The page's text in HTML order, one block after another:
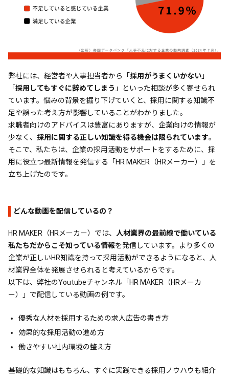
弊社には、経営者や人事担当者から「 採用がうまくいかない 」
「 採用してもすぐに辞めてしまう 」といった相談が多く寄せられ
ています。悩みの背景を掘り下げていくと、採用に関する知識不
足や誤った考え方が影響していることがわかりました。
求職者向けのアドバイスは豊富にありますが、企業向けの情報が
少なく、 採用に関する正しい知識を得る機会は限られています。
そこで、私たちは、企業の採用活動をサポートをするために、採
用に役立つ最新情報を発信する「HR MAKER（HRメーカー）」を
立ち上げたのです。
どんな動画を配信しているの？
HR MAKER（HRメーカー）では、 人材業界の最前線で働いている
私たちだからこそ知っている情報を発信しています。より多くの
企業が正しいHR知識を持って採用活動ができるようになると、人
材業界全体を発展させられると考えているからです。
以下は、弊社のYoutubeチャンネル「HR MAKER（HRメーカ
ー）」で配信している動画の例です。
優秀な人材を採用するための求人広告の書き方
効果的な採用活動の進め方
働きやすい社内環境の整え方
基礎的な知識はもちろん、すぐに実践できる採用ノウハウも紹介